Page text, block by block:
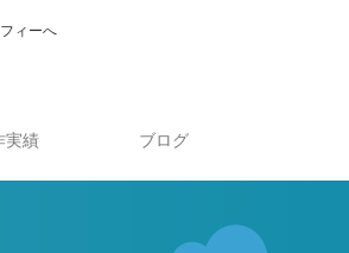
ィーへ
実績 ブログ